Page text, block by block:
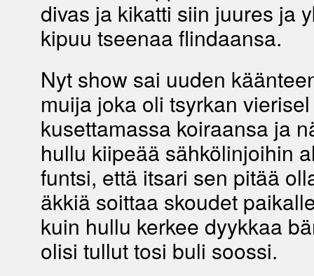
divas ja kikatti siin juures ja
kipuu tseenaa flindaansa.
Nyt show sai uuden
muija joka oli tsyrkan
kusettamassa koiraansa ja
hullu kiipeää sähkölinjoihin
funtsi, että itsari sen pitää
äkkiä soittaa skoudet
kuin hullu kerkee dyykkaa
olisi tullut tosi buli soossi.